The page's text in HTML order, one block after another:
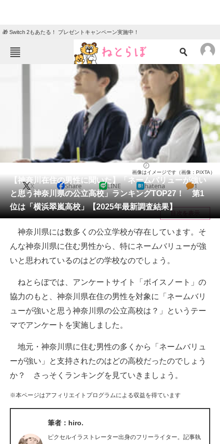
🎁 Switch 2もあたる！ プレゼントキャンペーン実施中！
ニュース
クイズ
地域
教育・育児
リサーチ
会員記事
メディア
注目記事を集めた総合ページ
ITの今と未来を見通す
スマホと通信の最新トレンド
進化するPCとデバイスの未来
好きが集まる 比べて選べる
ビジネスと働き方のヒント
AI活用のいまが分かる
マーケ×ITの今がよく分かる
ITエンジニア向け専門サイト
【神奈川在住の男性に聞いた】「ネームバリューが強い
と思う神奈川県の公立高校」ランキングTOP27！ 第1
位は「横浜翠嵐高校」【2025年最新調査結果】
画像はイメージです（画像：PIXTA）
X Share LINE hatena 1
目次を表示
神奈川県には数多くの公立学校が存在しています。そ
んな神奈川県に住む男性から、特にネームバリューが強
いと思われているのはどの学校なのでしょう。
ねとらぼでは、アンケートサイト「ボイスノート」の
協力のもと、神奈川県在住の男性を対象に「ネームバリ
ューが強いと思う神奈川県の公立高校は？」というテー
マでアンケートを実施しました。
地元・神奈川県に住む男性の多くから「ネームバリュ
ーが強い」と支持されたのはどの高校だったのでしょう
か？ さっそくランキングを見ていきましょう。
※本ページはアフィリエイトプログラムによる収益を得ています
筆者：hiro.
ピクセルイラストレーター出身のフリーライター。記事執